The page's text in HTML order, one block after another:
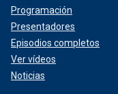
Programación
Presentadores
Episodios completos
Ver vídeos
Noticias